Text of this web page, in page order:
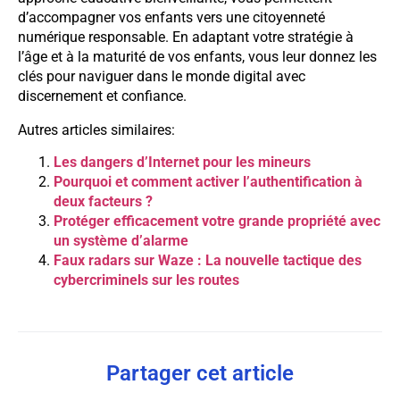
d’accompagner vos enfants vers une citoyenneté
numérique responsable. En adaptant votre stratégie à
l’âge et à la maturité de vos enfants, vous leur donnez les
clés pour naviguer dans le monde digital avec
discernement et confiance.
Autres articles similaires:
Les dangers d’Internet pour les mineurs
Pourquoi et comment activer l’authentification à
deux facteurs ?
Protéger efficacement votre grande propriété avec
un système d’alarme
Faux radars sur Waze : La nouvelle tactique des
cybercriminels sur les routes
Partager cet article